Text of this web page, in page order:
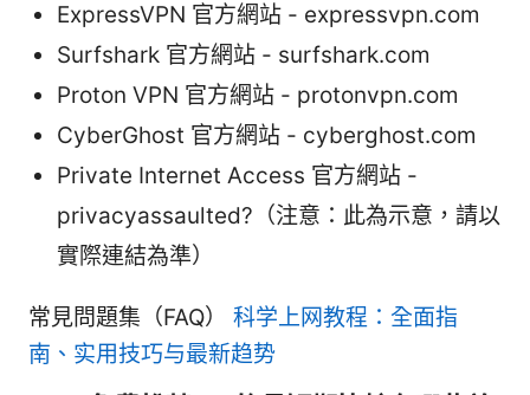
ExpressVPN 官方網站 - expressvpn.com
Surfshark 官方網站 - surfshark.com
Proton VPN 官方網站 - protonvpn.com
CyberGhost 官方網站 - cyberghost.com
Private Internet Access 官方網站 -
privacyassaulted?（注意：此為示意，請以
實際連結為準）
常見問題集（FAQ） 科学上网教程：全面指
南、实用技巧与最新趋势